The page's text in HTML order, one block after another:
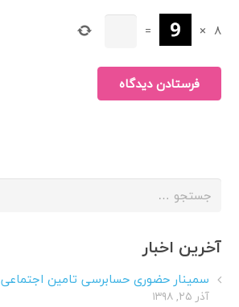
8
×
=
فرستادن دیدگاه
جستجو
آخرین اخبار
سمینار حضوری حسابرسی تامین اجتماعی
آذر ۲۵, ۱۳۹۸